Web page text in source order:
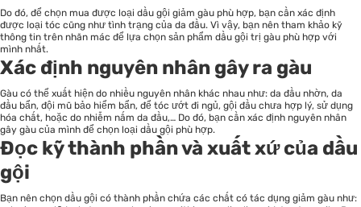
Do đó, để chọn mua được loại dầu gội giảm gàu phù hợp, bạn cần xác định
được loại tóc cũng như tình trạng của da đầu. Vì vậy, bạn nên tham khảo kỹ
thông tin trên nhãn mác để lựa chọn sản phẩm dầu gội trị gàu phù hợp với
mình nhất.
Xác định nguyên nhân gây ra gàu
Gàu có thể xuất hiện do nhiều nguyên nhân khác nhau như: da đầu nhờn, da
đầu bẩn, đội mũ bảo hiểm bẩn, để tóc ướt đi ngủ, gội đầu chưa hợp lý, sử dụng
hóa chất, hoặc do nhiễm nấm da đầu,… Do đó, bạn cần xác định nguyên nhân
gây gàu của mình để chọn loại dầu gội phù hợp.
Đọc kỹ thành phần và xuất xứ của dầu
gội
Bạn nên chọn dầu gội có thành phần chứa các chất có tác dụng giảm gàu như: